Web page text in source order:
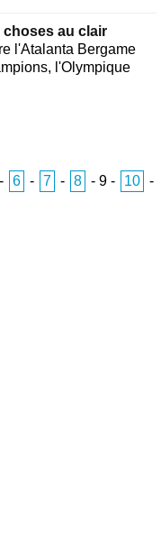
choses au clair
l'Atalanta Bergame
l'Olympique
- 6 - 7 - 8 - 9- 10
-